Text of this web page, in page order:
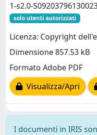
1-s2.0-
solo utenti autorizzati
Licenza: Copyright
Dimensione 857.53 kB
Formato Adobe PDF
Visualizza/Apri
I documenti in IRIS